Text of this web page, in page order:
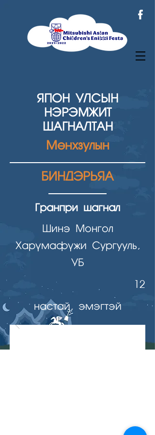
ЯПОН УЛСЫН
НЭРЭМЖИТ
ШАГНАЛТАН
Мөнхзулын
БИНДЭРЬЯА
Гранпри шагнал
Шинэ Монгол
Харүмафүжи Сургууль,
УБ
12
настай, эмэгтэй